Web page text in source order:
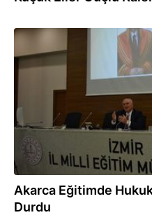
Akarca Eğitimde
Durdu